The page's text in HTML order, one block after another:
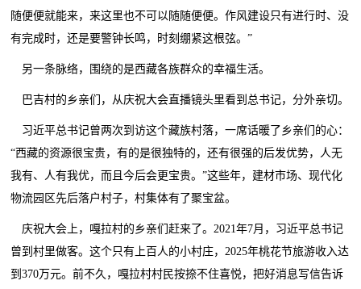
随便便就能来，来这里也不可以随随便便。作风建设只有进行时、没
有完成时，还是要警钟长鸣，时刻绷紧这根弦。”
另一条脉络，围绕的是西藏各族群众的幸福生活。
巴吉村的乡亲们，从庆祝大会直播镜头里看到总书记，分外亲切。
习近平总书记曾两次到访这个藏族村落，一席话暖了乡亲们的心：
“西藏的资源很宝贵，有的是很独特的，还有很强的后发优势，人无
我有、人有我优，而且今后会更宝贵。”这些年，建材市场、现代化
物流园区先后落户村子，村集体有了聚宝盆。
庆祝大会上，嘎拉村的乡亲们赶来了。2021年7月，习近平总书记
曾到村里做客。这个只有上百人的小村庄，2025年桃花节旅游收入达
到370万元。前不久，嘎拉村村民按捺不住喜悦，把好消息写信告诉